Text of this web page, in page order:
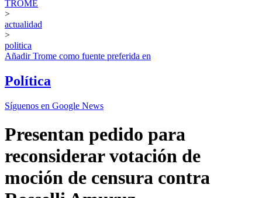
TROME
>
actualidad
>
politica
AñadirTrome como fuente preferida en
Política
Síguenos en Google News
Presentan pedido para
reconsiderar votación de
moción de censura contra